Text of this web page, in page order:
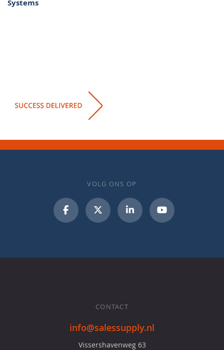
Systems
VOLG ONS OP
CONTACT
info@salessupply.nl
Vissershavenweg 63